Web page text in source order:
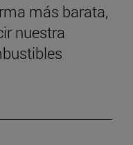
más barata,
nuestra